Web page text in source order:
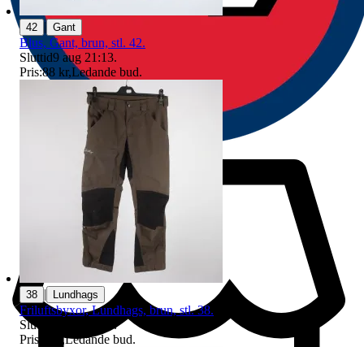
42 | Gant
Blus, Gant, brun, stl. 42.
Sluttid9 aug 21:13.
Pris:88 kr,Ledande bud.
38 | Lundhags
Friluftsbyxor, Lundhags, brun, stl. 38.
Sluttid
.
Pris:
,Ledande bud.